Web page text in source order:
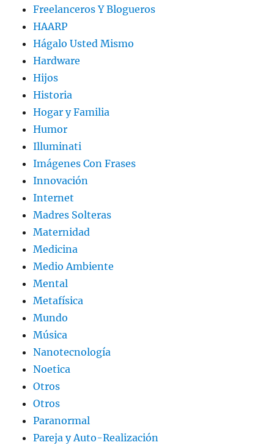
Freelanceros Y Blogueros
HAARP
Hágalo Usted Mismo
Hardware
Hijos
Historia
Hogar y Familia
Humor
Illuminati
Imágenes Con Frases
Innovación
Internet
Madres Solteras
Maternidad
Medicina
Medio Ambiente
Mental
Metafísica
Mundo
Música
Nanotecnología
Noetica
Otros
Otros
Paranormal
Pareja y Auto-Realización